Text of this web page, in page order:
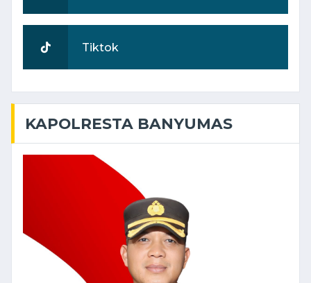
Tiktok
KAPOLRESTA BANYUMAS